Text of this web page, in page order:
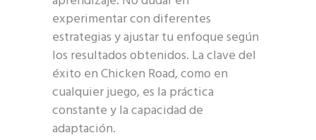
experimentar con diferentes
estrategias y ajustar tu enfoque según
los resultados obtenidos. La clave del
éxito en Chicken Road, como en
cualquier juego, es la práctica
constante y la capacidad de
adaptación.